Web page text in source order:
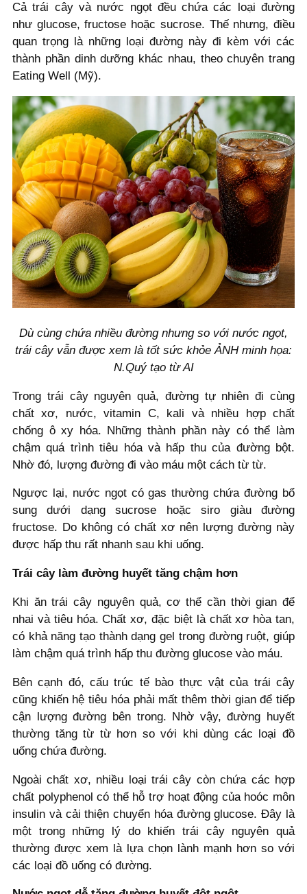
Cả trái cây và nước ngọt đều chứa các loại đường
như glucose, fructose hoặc sucrose. Thế nhưng, điều
quan trọng là những loại đường này đi kèm với các
thành phần dinh dưỡng khác nhau, theo chuyên trang
Eating Well (Mỹ).
Dù cùng chứa nhiều đường nhưng so với nước ngọt,
trái cây vẫn được xem là tốt sức khỏe ẢNH minh họa:
N.Quý tạo từ AI
Trong trái cây nguyên quả, đường tự nhiên đi cùng
chất xơ, nước, vitamin C, kali và nhiều hợp chất
chống ô xy hóa. Những thành phần này có thể làm
chậm quá trình tiêu hóa và hấp thu của đường bột.
Nhờ đó, lượng đường đi vào máu một cách từ từ.
Ngược lại, nước ngọt có gas thường chứa đường bổ
sung dưới dạng sucrose hoặc siro giàu đường
fructose. Do không có chất xơ nên lượng đường này
được hấp thu rất nhanh sau khi uống.
Trái cây làm đường huyết tăng chậm hơn
Khi ăn trái cây nguyên quả, cơ thể cần thời gian để
nhai và tiêu hóa. Chất xơ, đặc biệt là chất xơ hòa tan,
có khả năng tạo thành dạng gel trong đường ruột, giúp
làm chậm quá trình hấp thu đường glucose vào máu.
Bên cạnh đó, cấu trúc tế bào thực vật của trái cây
cũng khiến hệ tiêu hóa phải mất thêm thời gian để tiếp
cận lượng đường bên trong. Nhờ vậy, đường huyết
thường tăng từ từ hơn so với khi dùng các loại đồ
uống chứa đường.
Ngoài chất xơ, nhiều loại trái cây còn chứa các hợp
chất polyphenol có thể hỗ trợ hoạt động của hoóc môn
insulin và cải thiện chuyển hóa đường glucose. Đây là
một trong những lý do khiến trái cây nguyên quả
thường được xem là lựa chọn lành mạnh hơn so với
các loại đồ uống có đường.